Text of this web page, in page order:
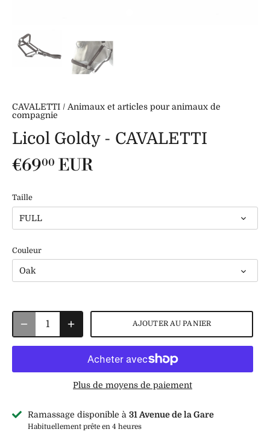
CAVALETTI / Animaux et articles pour animaux de
compagnie
Licol Goldy - CAVALETTI
€6900 EUR
Taille
FULL
Couleur
Oak
AJOUTER AU PANIER
Plus de moyens de paiement
Ramassage disponible à 31 Avenue de la Gare
Habituellement prête en 4 heures